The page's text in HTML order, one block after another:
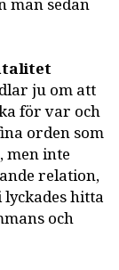
man sedan
ju om att
för var och
orden som
men inte
relation,
hitta
och